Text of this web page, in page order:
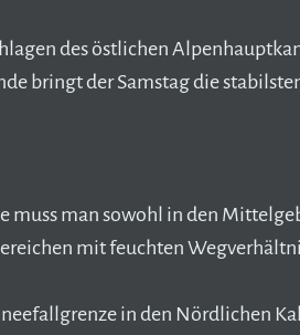
des östlichen
bringt der Samstag die
man sowohl in den
mit feuchten
in den Nördlichen